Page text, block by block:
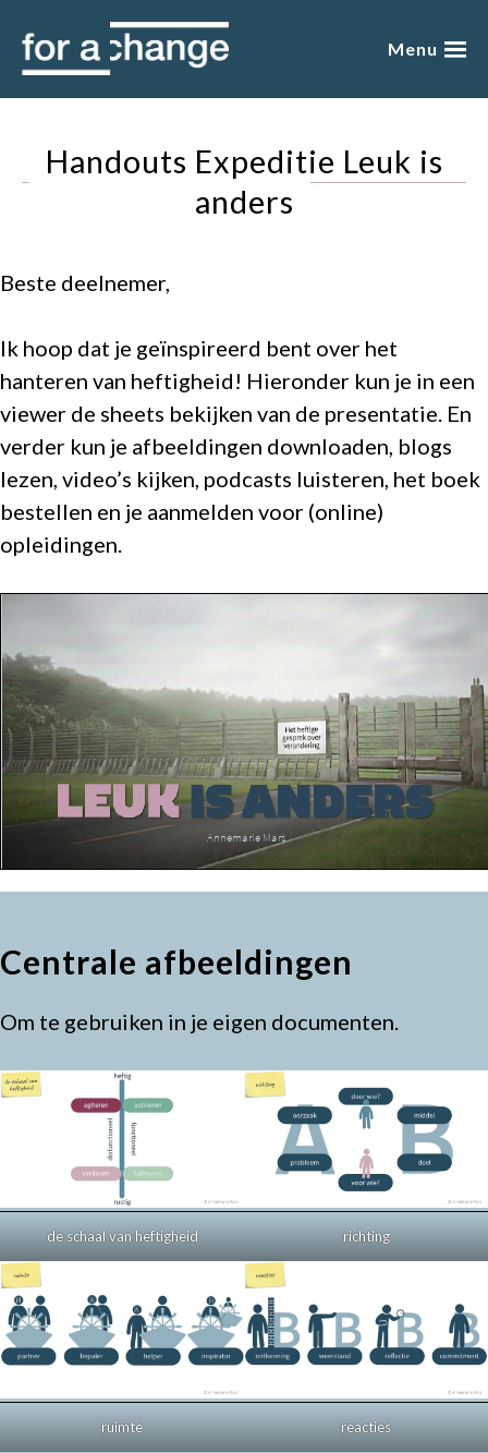
content
Menu
presentaties
boeken
winkel
gratis
contact
Handouts Expeditie Leuk is
anders
Beste deelnemer,
Ik hoop dat je geïnspireerd bent over het
hanteren van heftigheid! Hieronder kun je in een
viewer de sheets bekijken van de presentatie. En
verder kun je afbeeldingen downloaden, blogs
lezen, video’s kijken, podcasts luisteren, het boek
bestellen en je aanmelden voor (online)
opleidingen.
Centrale afbeeldingen
Om te gebruiken in je eigen documenten.
de schaal van heftigheid richting
ruimte reacties